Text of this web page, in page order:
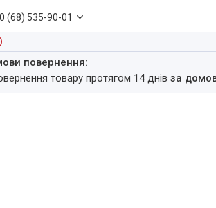
(68) 535-90-01
товару протягом 14 днівза